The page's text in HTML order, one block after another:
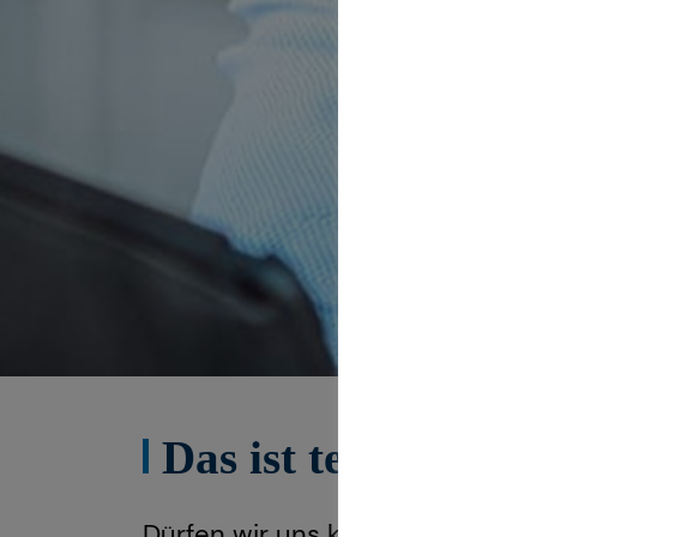
Das ist tecis